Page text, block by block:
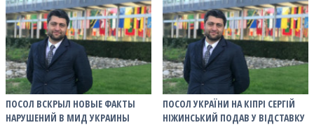
ПОСОЛ ВСКРЫЛ НОВЫЕ ФАКТЫ
НАРУШЕНИЙ В МИД УКРАИНЫ
ПОСОЛ УКРАЇНИ НА КІПРІ СЕРГІЙ
НІЖИНСЬКИЙ ПОДАВ У ВІДСТАВКУ